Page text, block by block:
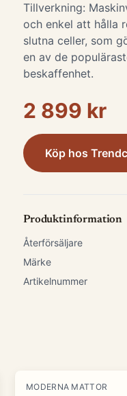
Tillverkning:
och enkel att hålla
slutna celler, som
en av de
beskaffenhet.
2 899 kr
Köp hos
Produktinformation
Återförsäljare
Märke
Artikelnummer
MODERNA MATTOR